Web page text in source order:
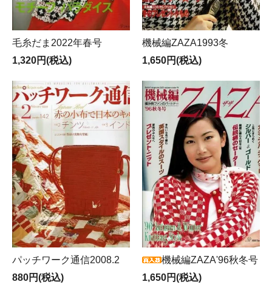
毛糸だま2022年春号
1,320円(税込)
機械編ZAZA1993冬
1,650円(税込)
パッチワーク通信2008.2
880円(税込)
機械編ZAZA'96秋冬号
1,650円(税込)